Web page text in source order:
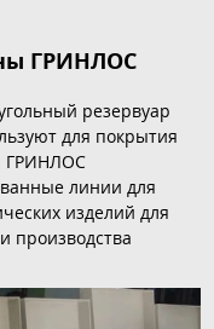
ГРИНЛОС
резервуар
для покрытия
ГРИНЛОС
линии для
изделий для
производства